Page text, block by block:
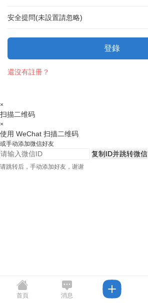
安全提問(未設置請忽略)
登錄
還沒有註冊？
×
扫描二维码
×
使用 WeChat 扫描二维码
或手动添加微信好友
复制ID并跳转微信
请跳转后，手动添加好友，谢谢
首頁 消息